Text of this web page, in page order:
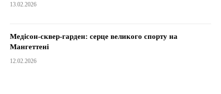
13.02.2026
Медісон-сквер-гарден: серце великого спорту на
Мангеттені
12.02.2026